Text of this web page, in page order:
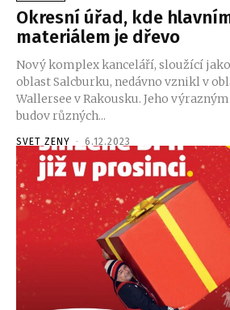
Okresní úřad, kde
materiálem je dřevo
Nový komplex kanceláří, sloužící
oblast Salcburku, nedávno vznikl v
Wallersee v Rakousku. Jeho
budov různých...
SVET ZENY - 6.12.2023